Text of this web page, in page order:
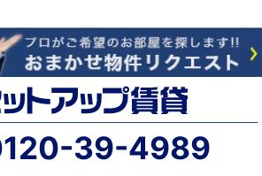
39-4989